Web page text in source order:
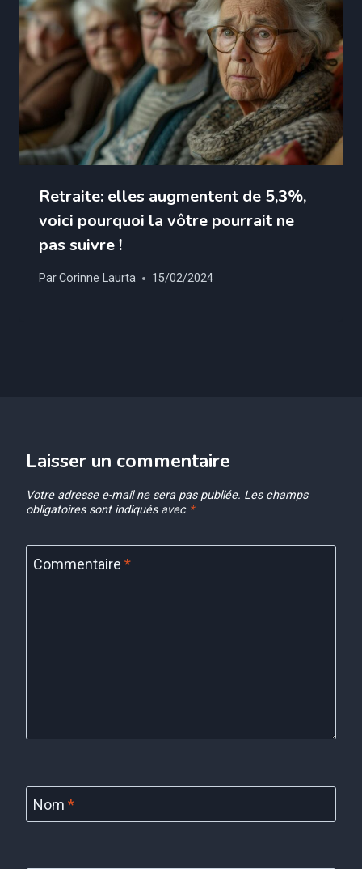
Retraite: elles augmentent de 5,3%,
voici pourquoi la vôtre pourrait ne
pas suivre !
ParCorinne Laurta 15/02/2024
Laisser un commentaire
Votre adresse e-mail ne sera pas publiée. Les champs
obligatoires sont indiqués avec *
Commentaire *
Nom *